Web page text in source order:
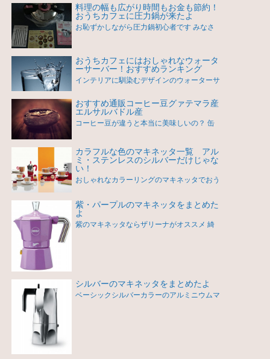
料理の幅も広がり時間もお金も節約！
おうちカフェに圧力鍋が来たよ
お恥ずかしながら圧力鍋初心者です みなさ
おうちカフェにはおしゃれなウォータ
ーサーバー！おすすめランキング
インテリアに馴染むデザインのウォーターサ
おすすめ通販コーヒー豆グァテマラ産
エルサルバドル産
コーヒー豆が違うと本当に美味しいの？ 缶
カラフルな色のマキネッタ一覧 アル
ミ・ステンレスのシルバーだけじゃな
い！
おしゃれなカラーリングのマキネッタでおう
紫・パープルのマキネッタをまとめた
よ
紫のマキネッタならザリーナがオススメ 綺
シルバーのマキネッタをまとめたよ
ベーシックシルバーカラーのアルミニウムマ